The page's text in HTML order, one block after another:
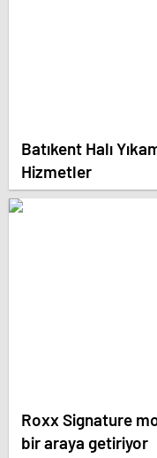
Batıkent Halı
Hizmetler
Roxx Signature
bir araya getiriyor